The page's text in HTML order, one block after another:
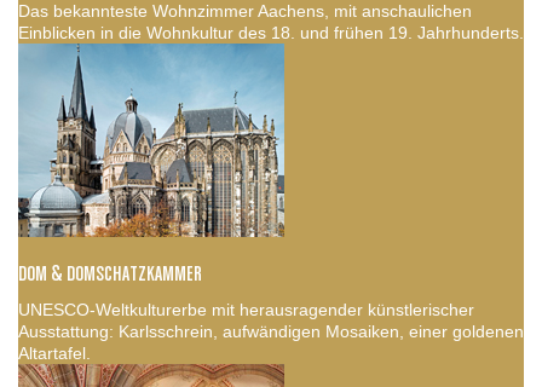
Das bekannteste Wohnzimmer Aachens, mit anschaulichen
Einblicken in die Wohnkultur des 18. und frühen 19. Jahrhunderts.
DOM & DOMSCHATZKAMMER
UNESCO-Weltkulturerbe mit herausragender künstlerischer
Ausstattung: Karlsschrein, aufwändigen Mosaiken, einer goldenen
Altartafel.